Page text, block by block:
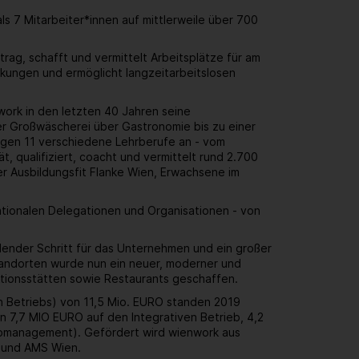
7 Mitarbeiter*innen auf mittlerweile über 700
schafft und vermittelt Arbeitsplätze für am
und ermöglicht langzeitarbeitslosen
in den letzten 40 Jahren seine
über Gastronomie bis zu einer
11 verschiedene Lehrberufe an - vom
qualifiziert, coacht und vermittelt rund 2.700
Flanke Wien, Erwachsene im
Delegationen und Organisationen - von
Schritt für das Unternehmen und ein großer
wurde nun ein neuer, moderner und
sowie Restaurants geschaffen.
von 11,5 Mio. EURO standen 2019
MIO EURO auf den Integrativen Betrieb, 4,2
Gefördert wird wienwork aus
AMS Wien.